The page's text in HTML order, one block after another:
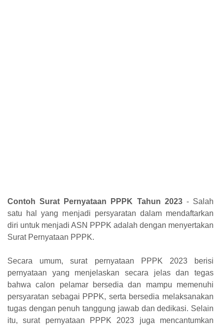
Contoh Surat Pernyataan PPPK Tahun 2023- Salah
satu hal yang menjadi persyaratan dalam mendaftarkan
diri untuk menjadi ASN PPPK adalah dengan menyertakan
Surat Pernyataan PPPK.
Secara umum, surat pernyataan PPPK 2023 berisi
pernyataan yang menjelaskan secara jelas dan tegas
bahwa calon pelamar bersedia dan mampu memenuhi
persyaratan sebagai PPPK, serta bersedia melaksanakan
tugas dengan penuh tanggung jawab dan dedikasi. Selain
itu, surat pernyataan PPPK 2023 juga mencantumkan